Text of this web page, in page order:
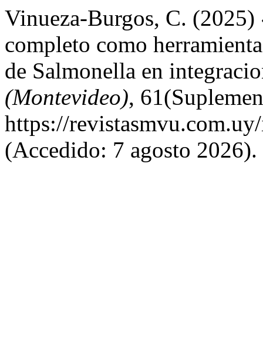
Vinueza-Burgos, C. (2025)
completo como
de Salmonella en
(Montevideo),
https://
(Accedido: 7 agosto 2026).